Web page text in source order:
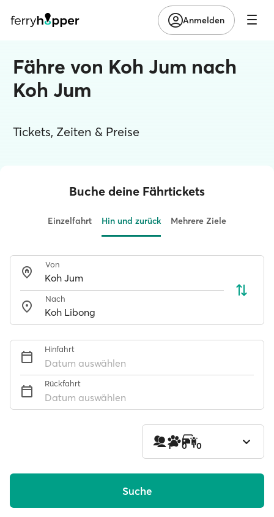
Anmelden
Fähre von Koh Jum nach
Koh Jum
Tickets, Zeiten & Preise
Buche deine Fährtickets
Einzelfahrt Hin und zurück Mehrere Ziele
Von
Nach
Hinfahrt
Datum auswählen
Rückfahrt
Datum auswählen
1 0 0
Suche